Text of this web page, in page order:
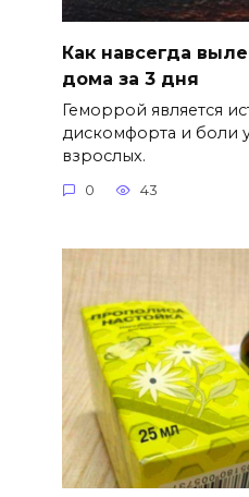
Как навсегда
дома за 3 дня
Геморрой является
дискомфорта и боли
взрослых.
0 43